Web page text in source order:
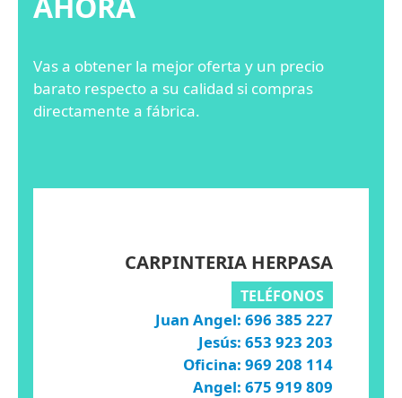
Vas a obtener la mejor oferta y un precio
barato respecto a su calidad si compras
directamente a fábrica.
CARPINTERIA HERPASA
TELÉFONOS
Juan Angel: 696 385 227
Jesús: 653 923 203
Oficina: 969 208 114
Angel: 675 919 809